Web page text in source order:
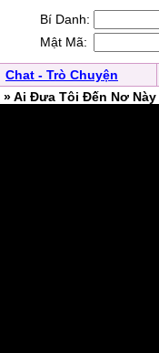
Bí Danh:
Mật Mã:
Chat - Trò Chuyện
» Ai Đưa Tôi Đến Nơ Này